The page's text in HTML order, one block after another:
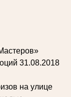
31.08.2018
на улице